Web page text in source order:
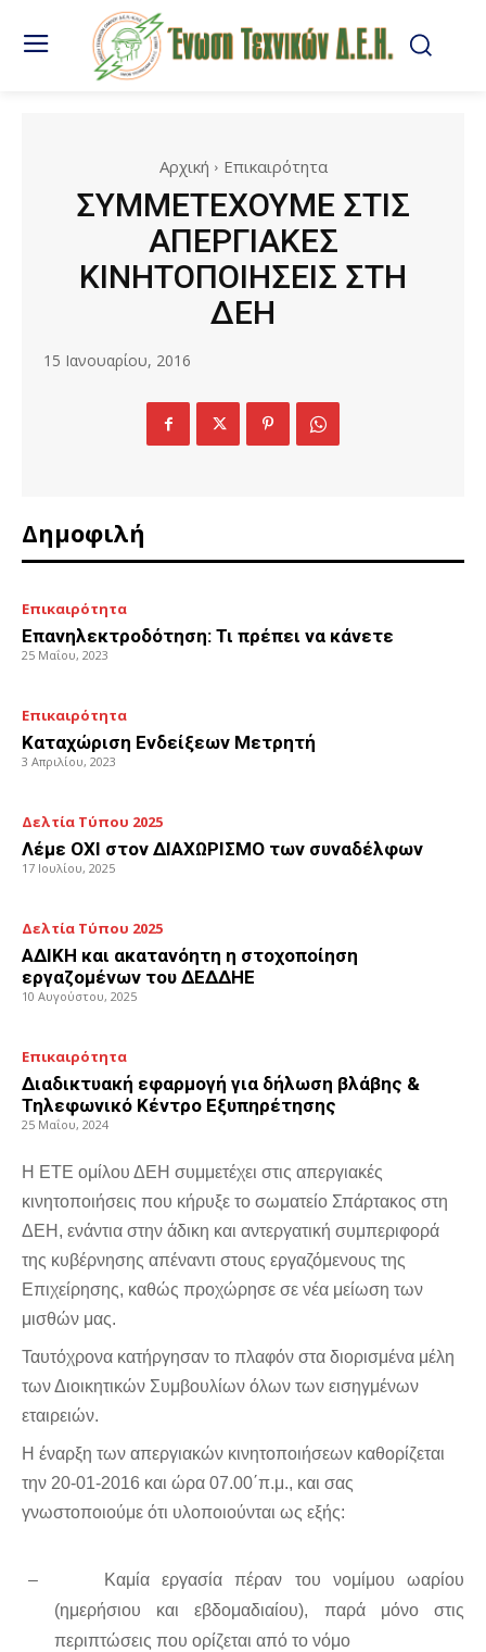
Αρχική Επικαιρότητα
ΣΥΜΜΕΤΕΧΟΥΜΕ ΣΤΙΣ
ΑΠΕΡΓΙΑΚΕΣ
ΚΙΝΗΤΟΠΟΙΗΣΕΙΣ ΣΤΗ
ΔΕΗ
15 Ιανουαρίου, 2016
Δημοφιλή
Επικαιρότητα
Επανηλεκτροδότηση: Τι πρέπει να κάνετε
25 Μαΐου, 2023
Επικαιρότητα
Καταχώριση Ενδείξεων Μετρητή
3 Απριλίου, 2023
Δελτία Τύπου 2025
Λέμε ΟΧΙ στον ΔΙΑΧΩΡΙΣΜΟ των συναδέλφων
17 Ιουλίου, 2025
Δελτία Τύπου 2025
ΑΔΙΚΗ και ακατανόητη η στοχοποίηση
εργαζομένων του ΔΕΔΔΗΕ
10 Αυγούστου, 2025
Επικαιρότητα
Διαδικτυακή εφαρμογή για δήλωση βλάβης &
Τηλεφωνικό Κέντρο Εξυπηρέτησης
25 Μαΐου, 2024
Η ΕΤΕ ομίλου ΔΕΗ συμμετέχει στις απεργιακές
κινητοποιήσεις που κήρυξε το σωματείο Σπάρτακος στη
ΔΕΗ, ενάντια στην άδικη και αντεργατική συμπεριφορά
της κυβέρνησης απέναντι στους εργαζόμενους της
Επιχείρησης, καθώς προχώρησε σε νέα μείωση των
μισθών μας.
Ταυτόχρονα κατήργησαν το πλαφόν στα διορισμένα μέλη
των Διοικητικών Συμβουλίων όλων των εισηγμένων
εταιρειών.
Η έναρξη των απεργιακών κινητοποιήσεων καθορίζεται
την 20-01-2016 και ώρα 07.00΄π.μ., και σας
γνωστοποιούμε ότι υλοποιούνται ως εξής:
–
Καμία εργασία πέραν του νομίμου ωαρίου
(ημερήσιου και εβδομαδιαίου), παρά μόνο στις
περιπτώσεις που ορίζεται από το νόμο